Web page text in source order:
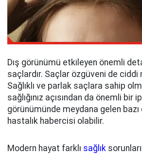
Dış görünümü etkileyen önemli
saçlardır. Saçlar özgüveni de ciddi
Sağlıklı ve parlak saçlara sahip
sağlığınız açısından da önemli bir
görünümünde meydana gelen
hastalık habercisi olabilir.
Modern hayat farklı sağlık